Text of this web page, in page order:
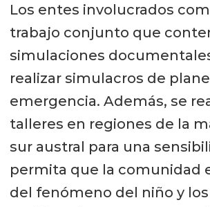
Los entes involucrados
trabajo conjunto que
simulaciones
realizar simulacros de
emergencia. Además, se
talleres en regiones de la
sur austral para una
permita que la comunidad
del fenómeno del niño y